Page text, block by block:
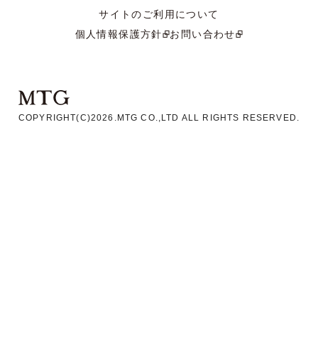
サイトのご利用について
個人情報保護方針
お問い合わせ
COPYRIGHT(C)2026 .MTG CO.,LTD ALL RIGHTS RESERVED.